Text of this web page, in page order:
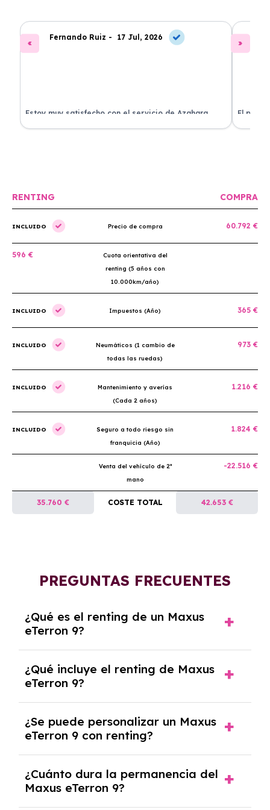
Fernando Ruiz - 17 Jul, 2026
Estoy muy satisfecho con el servicio de Azahara
Renting. El coche está en perfectas condiciones y el
El
llegó
RENTING COMPRA
INCLUIDO Precio de compra 60.792 €
596 €
Cuota orientativa del
renting (5 años con
10.000km/año)
INCLUIDO Impuestos (Año) 365 €
INCLUIDO
Neumáticos (1 cambio de
todas las ruedas)
973 €
INCLUIDO
Mantenimiento y averías
(Cada 2 años)
1.216 €
INCLUIDO
Seguro a todo riesgo sin
franquicia (Año)
1.824 €
Venta del vehículo de 2ª
mano
-22.516 €
35.760 € COSTE TOTAL 42.653 €
PREGUNTAS FRECUENTES
¿Qué es el renting de un Maxus
eTerron 9?
contrato de alquiler a largo plazo en el que
pagas una cuota mensual fija por el uso del
coche durante un periodo determinado,
generalmente entre 2 y 5 años.
¿Qué incluye el renting de Maxus
eTerron 9?
seguro a todo riesgo, mantenimiento,
reparaciones, impuestos, asistencia en
carretera y gestión de la documentación.
¿Se puede personalizar un Maxus
eTerron 9 con renting?
opciones y equipamiento adicional, siempre y
cuando lo pactes con la empresa de renting.
¿Cuánto dura la permanencia del
Maxus eTerron 9?